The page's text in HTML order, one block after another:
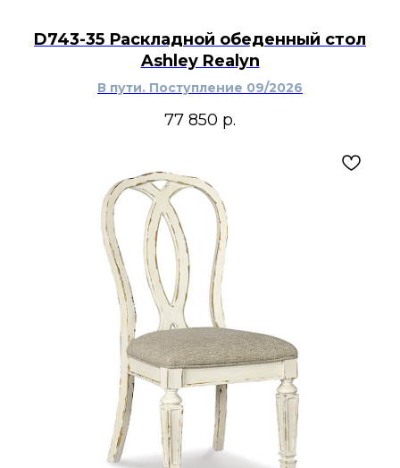
D743-35 Раскладной обеденный стол
Ashley Realyn
В пути. Поступление 09/2026
77 850 р.